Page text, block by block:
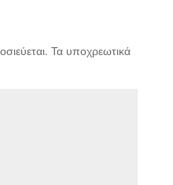
Τα υποχρεωτικά